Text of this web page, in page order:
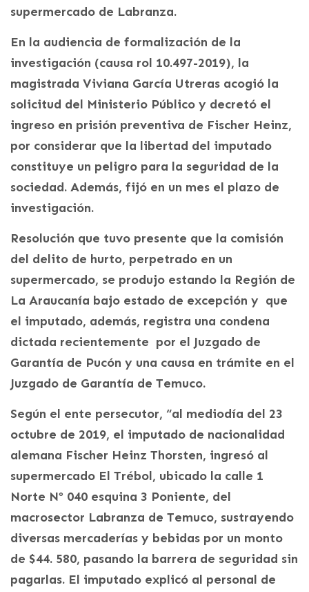
supermercado de Labranza.
En la audiencia de formalización de la
investigación (causa rol 10.497-2019), la
magistrada Viviana García Utreras acogió la
solicitud del Ministerio Público y decretó el
ingreso en prisión preventiva de Fischer Heinz,
por considerar que la libertad del imputado
constituye un peligro para la seguridad de la
sociedad. Además, fijó en un mes el plazo de
investigación.
Resolución que tuvo presente que la comisión
del delito de hurto, perpetrado en un
supermercado, se produjo estando la Región de
La Araucanía bajo estado de excepción y que
el imputado, además, registra una condena
dictada recientemente por el Juzgado de
Garantía de Pucón y una causa en trámite en el
Juzgado de Garantía de Temuco.
Según el ente persecutor, “al mediodía del 23
octubre de 2019, el imputado de nacionalidad
alemana Fischer Heinz Thorsten, ingresó al
supermercado El Trébol, ubicado la calle 1
Norte Nº 040 esquina 3 Poniente, del
macrosector Labranza de Temuco, sustrayendo
diversas mercaderías y bebidas por un monto
de $44. 580, pasando la barrera de seguridad sin
pagarlas. El imputado explicó al personal de